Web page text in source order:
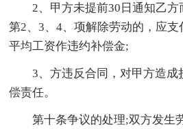
2、甲方未提前30日通知乙
第2、3、4、项解除劳动的，应支
平均工资作违约补偿金;
3、方违反合同，对甲方造
偿责任。
第十条争议的处理;双方发生